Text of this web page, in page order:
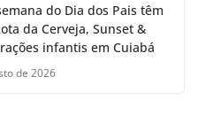
do Dia dos Pais têm
da Cerveja, Sunset &
infantis em Cuiabá
de 2026